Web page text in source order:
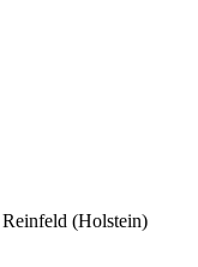
Reinfeld (Holstein)